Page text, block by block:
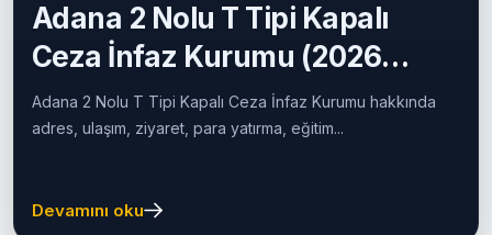
Adana 2 Nolu T Tipi Kapalı
Ceza İnfaz Kurumu (2026
Güncel Rehber)
Adana 2 Nolu T Tipi Kapalı Ceza İnfaz Kurumu hakkında
adres, ulaşım, ziyaret, para yatırma, eğitim...
Devamını oku